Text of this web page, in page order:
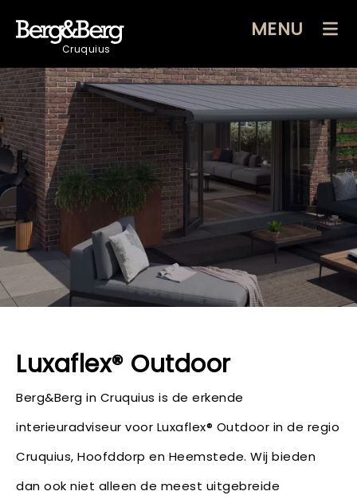
Cruquius
MENU
Luxaflex® Outdoor
Berg&Berg in Cruquius is de erkende
interieuradviseur voor Luxaflex® Outdoor in de regio
Cruquius, Hoofddorp en Heemstede. Wij bieden
dan ook niet alleen de meest uitgebreide